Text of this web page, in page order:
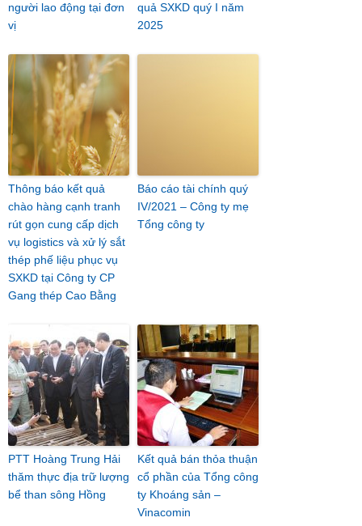
người lao động tại đơn
vị
quả SXKD quý I năm
2025
Thông báo kết quả
chào hàng cạnh tranh
rút gọn cung cấp dịch
vụ logistics và xử lý sắt
thép phế liệu phục vụ
SXKD tại Công ty CP
Gang thép Cao Bằng
Báo cáo tài chính quý
IV/2021 – Công ty mẹ
Tổng công ty
PTT Hoàng Trung Hải
thăm thực địa trữ lượng
bể than sông Hồng
Kết quả bán thỏa thuận
cổ phần của Tổng công
ty Khoáng sản –
Vinacomin